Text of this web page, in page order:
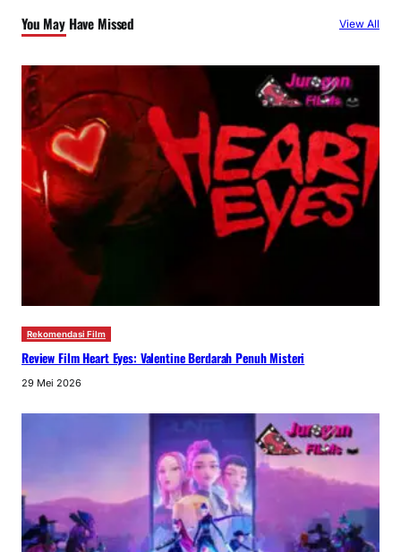
You May Have Missed View All
Rekomendasi Film
Review Film Heart Eyes: Valentine Berdarah Penuh Misteri
29 Mei 2026